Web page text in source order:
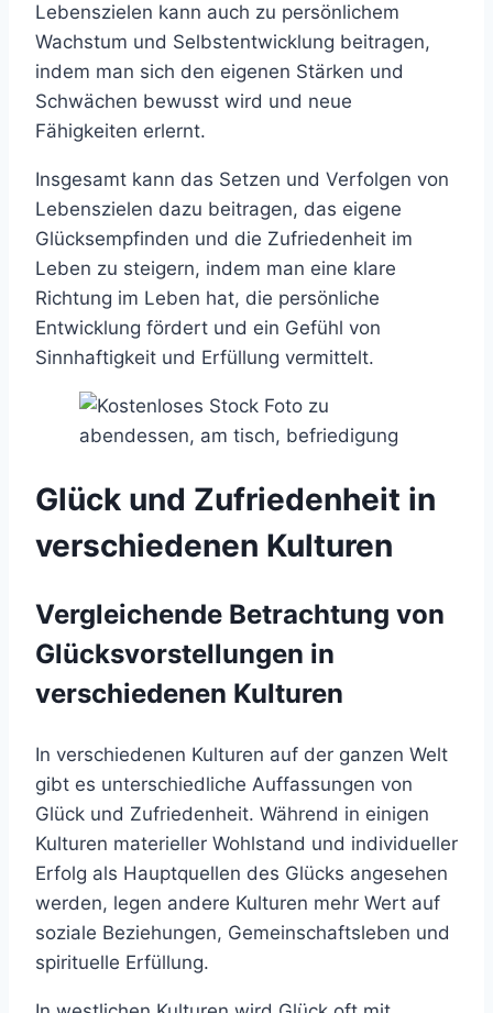
Lebenszielen kann auch zu persönlichem
Wachstum und Selbstentwicklung beitragen,
indem man sich den eigenen Stärken und
Schwächen bewusst wird und neue
Fähigkeiten erlernt.
Insgesamt kann das Setzen und Verfolgen von
Lebenszielen dazu beitragen, das eigene
Glücksempfinden und die Zufriedenheit im
Leben zu steigern, indem man eine klare
Richtung im Leben hat, die persönliche
Entwicklung fördert und ein Gefühl von
Sinnhaftigkeit und Erfüllung vermittelt.
Glück und Zufriedenheit in
verschiedenen Kulturen
Vergleichende Betrachtung von
Glücksvorstellungen in
verschiedenen Kulturen
In verschiedenen Kulturen auf der ganzen Welt
gibt es unterschiedliche Auffassungen von
Glück und Zufriedenheit. Während in einigen
Kulturen materieller Wohlstand und individueller
Erfolg als Hauptquellen des Glücks angesehen
werden, legen andere Kulturen mehr Wert auf
soziale Beziehungen, Gemeinschaftsleben und
spirituelle Erfüllung.